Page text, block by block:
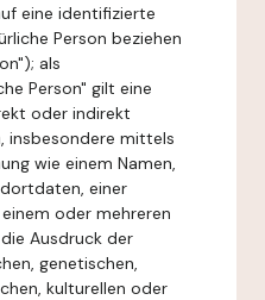
eine identifizierte
Person beziehen
als
Person" gilt eine
oder indirekt
insbesondere mittels
wie einem Namen,
einer
oder mehreren
Ausdruck der
genetischen,
kulturellen oder